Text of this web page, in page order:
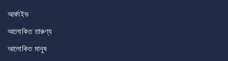
আর্কাইভ
আলোকিত তারুণ্য
আলোকিত মানুষ